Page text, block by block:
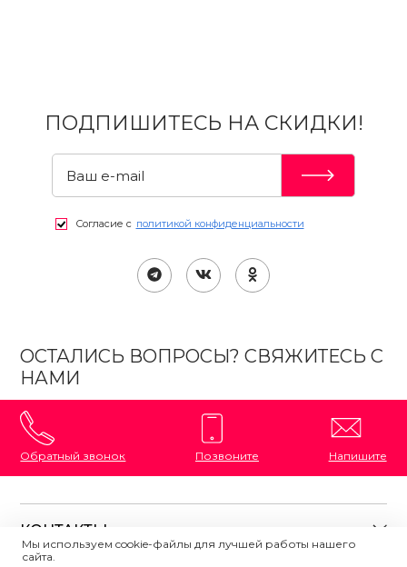
ПОДПИШИТЕСЬ НА СКИДКИ!
Согласие с политикой конфиденциальности
ОСТАЛИСЬ ВОПРОСЫ? СВЯЖИТЕСЬ С
НАМИ
Обратный звонок Позвоните Напишите
КОНТАКТЫ
Мы используем cookie-файлы для лучшей работы нашего
сайта.